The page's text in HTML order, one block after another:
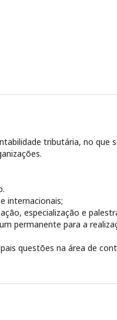
tributária, no que
internacionais;
especialização e
permanente para a
questões na área de